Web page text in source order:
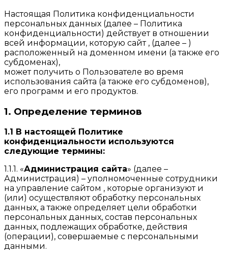
Настоящая Политика конфиденциальности
персональных данных (далее – Политика
конфиденциальности) действует в отношении
всей информации, которую сайт , (далее – )
расположенный на доменном имени (а также его
субдоменах),
может получить о Пользователе во время
использования сайта (а также его субдоменов),
его программ и его продуктов.
1. Определение терминов
1.1 В настоящей Политике
конфиденциальности используются
следующие термины:
1.1.1. «Администрация сайта» (далее –
Администрация) – уполномоченные сотрудники
на управление сайтом , которые организуют и
(или) осуществляют обработку персональных
данных, а также определяет цели обработки
персональных данных, состав персональных
данных, подлежащих обработке, действия
(операции), совершаемые с персональными
данными.